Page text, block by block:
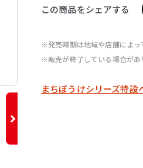
この商品をシェアする
※発売時期は地域や店舗によっ
※販売が終了している場合があ
まちぼうけシリーズ特設